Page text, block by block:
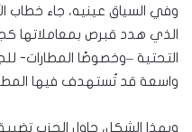
وفي السياق عينيه، جاء خطاب
الذي هدد قبرص بمعاملاتها
التحتية –وخصوصًا المطارات-
واسعة قد تُستهدف فيها
وبهذا الشكل، حاول الحزب تضييق